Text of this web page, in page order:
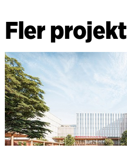
Fler projekt